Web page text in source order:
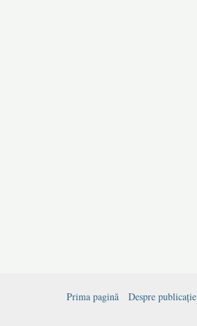
Prima pagină Despre publicație